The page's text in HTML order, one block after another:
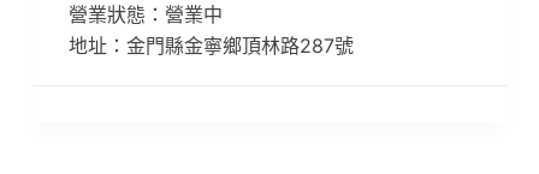
營業狀態：營業中
地址：金門縣金寧鄉頂林路287號